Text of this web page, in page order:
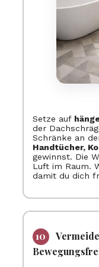
Setze auf
der
Schränke an
Handtücher,
gewinnst. Die
Luft im Raum.
damit du dich